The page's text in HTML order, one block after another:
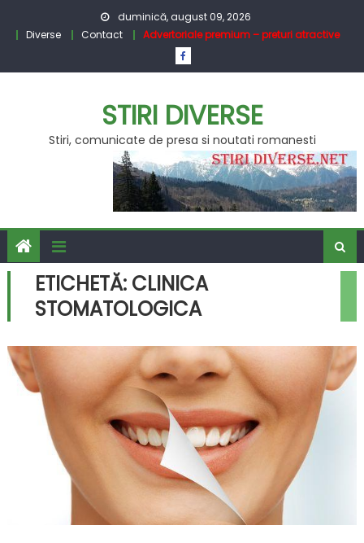
duminică, august 09, 2026
Diverse
Contact Advertoriale premium – preturi atractive
STIRI DIVERSE
Stiri, comunicate de presa si noutati romanesti
ETICHETĂ: CLINICA
STOMATOLOGICA